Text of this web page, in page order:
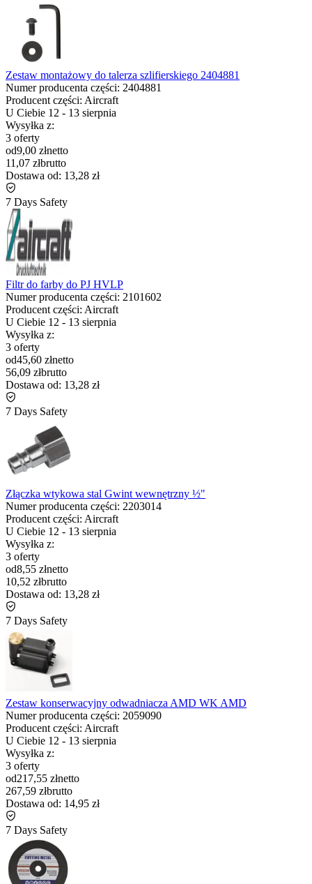
Zestaw montażowy do talerza szlifierskiego 2404881
Numer producenta części: 2404881
Producent części: Aircraft
U Ciebie 12 - 13 sierpnia
Wysyłka z:
3 oferty
od9,00 złnetto
11,07 złbrutto
Dostawa od: 13,28 zł
7 Days Safety
Filtr do farby do PJ HVLP
Numer producenta części: 2101602
Producent części: Aircraft
U Ciebie 12 - 13 sierpnia
Wysyłka z:
3 oferty
od45,60 złnetto
56,09 złbrutto
Dostawa od: 13,28 zł
7 Days Safety
Złączka wtykowa stal Gwint wewnętrzny ½"
Numer producenta części: 2203014
Producent części: Aircraft
U Ciebie 12 - 13 sierpnia
Wysyłka z:
3 oferty
od8,55 złnetto
10,52 złbrutto
Dostawa od: 13,28 zł
7 Days Safety
Zestaw konserwacyjny odwadniacza AMD WK AMD
Numer producenta części: 2059090
Producent części: Aircraft
U Ciebie 12 - 13 sierpnia
Wysyłka z:
3 oferty
od217,55 złnetto
267,59 złbrutto
Dostawa od: 14,95 zł
7 Days Safety